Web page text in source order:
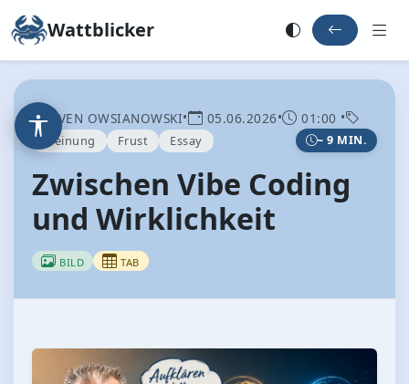
Wattblicker
SVEN OWSIANOWSKI• 05.06.2026• 01:00 •
Meinung Frust Essay ~ 9 MIN.
Zwischen Vibe Coding
und Wirklichkeit
BILD TAB